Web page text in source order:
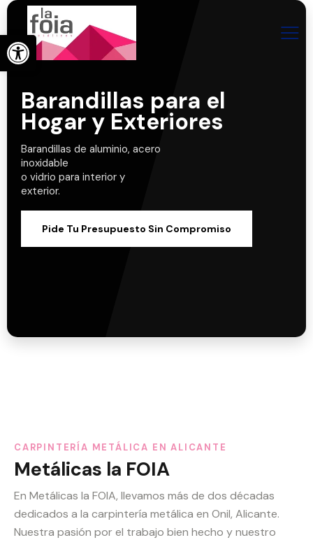
Abrir barra de herramientas
CARPINTERÍA METÁLICA EN ALICANTE
Metálicas la FOIA
En Metálicas la FOIA, llevamos más de dos décadas
dedicados a la carpintería metálica en Onil, Alicante.
Nuestra pasión por el trabajo bien hecho y nuestro